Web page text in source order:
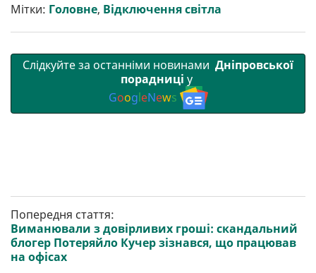
Мітки: Головне, Відключення світла
Слідкуйте за останніми новинами Дніпровської
порадниці у
GoogleNews
Попередня стаття:
Виманювали з довірливих гроші: скандальний
блогер Потеряйло Кучер зізнався, що працював
на офісах